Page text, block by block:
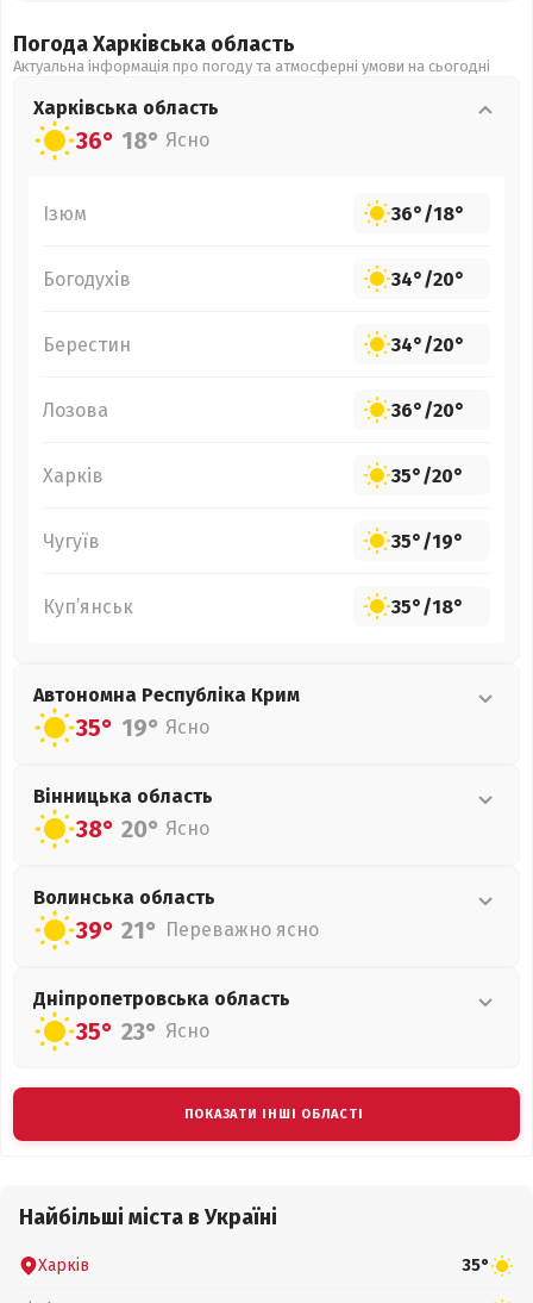
Погода Харківська область
Актуальна інформація про погоду та атмосферні умови на сьогодні
Харківська область
36° 18° Ясно
Ізюм 36°/18°
Богодухів 34°/20°
Берестин 34°/20°
Лозова 36°/20°
Харків 35°/20°
Чугуїв 35°/19°
Куп’янськ 35°/18°
Автономна Республіка Крим
35° 19° Ясно
Вінницька область
38° 20° Ясно
Волинська область
39° 21° Переважно ясно
Дніпропетровська область
35° 23° Ясно
ПОКАЗАТИ ІНШІ ОБЛАСТІ
Найбільші міста в Україні
Харків 35°